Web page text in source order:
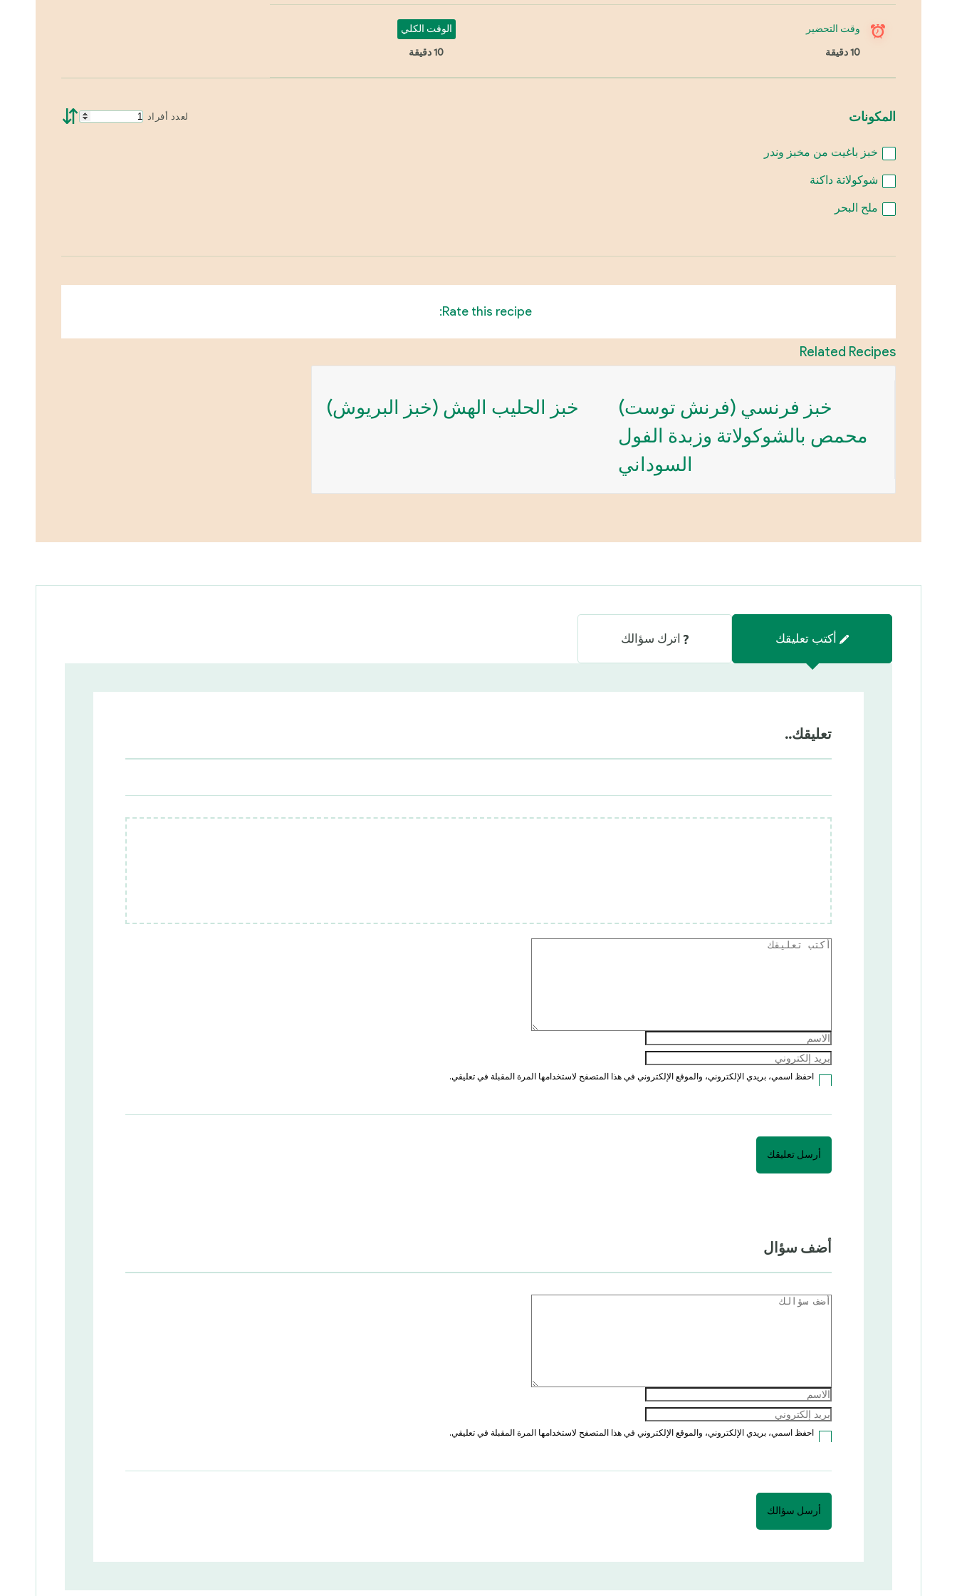
وقت التحضير
10 دقيقة
الوقت الكلي
10 دقيقة
المكونات لعدد أفراد ⇵
خبز باغيت من مخبز وندر
شوكولاتة داكنة
ملح البحر
Rate this recipe:
Related Recipes
خبز فرنسي (فرنش توست)
محمص بالشوكولاتة وزبدة الفول
السوداني
خبز الحليب الهش (خبز البريوش)
أكتب تعليقك اترك سؤالك
تعليقك..
احفظ اسمي، بريدي الإلكتروني، والموقع الإلكتروني في هذا المتصفح لاستخدامها المرة المقبلة في تعليقي.
أضف سؤال
احفظ اسمي، بريدي الإلكتروني، والموقع الإلكتروني في هذا المتصفح لاستخدامها المرة المقبلة في تعليقي.